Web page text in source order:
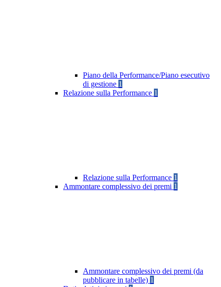
Piano della Performance/Piano esecutivo
di gestione 1
Relazione sulla Performance 1
Relazione sulla Performance 1
Ammontare complessivo dei premi 1
Ammontare complessivo dei premi (da
pubblicare in tabelle) 1